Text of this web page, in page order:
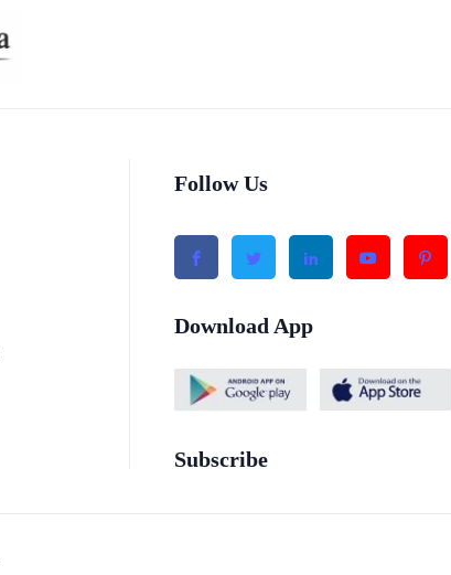
Follow Us
Download App
Subscribe